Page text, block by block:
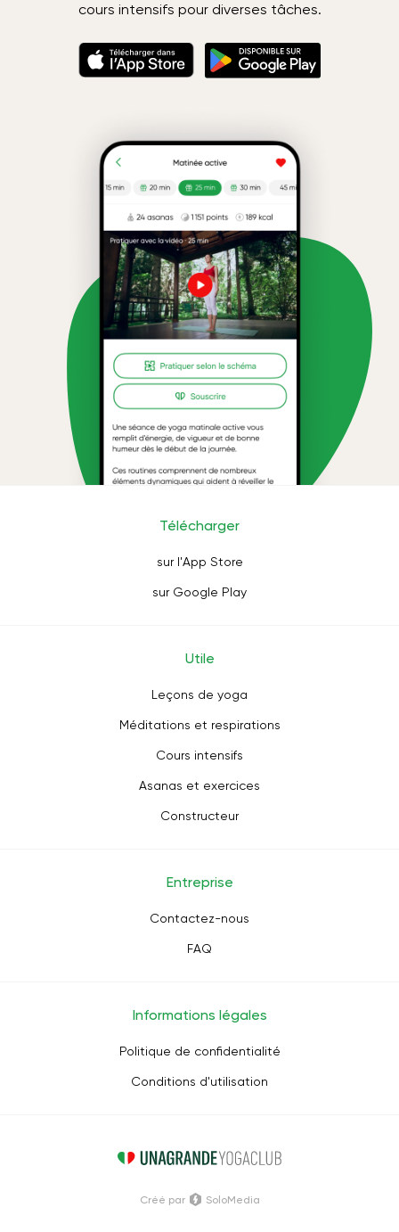
cours intensifs pour diverses tâches.
Télécharger
sur l'App Store
sur Google Play
Utile
Leçons de yoga
Méditations et respirations
Cours intensifs
Asanas et exercices
Constructeur
Entreprise
Contactez-nous
FAQ
Informations légales
Politique de confidentialité
Conditions d'utilisation
Créé par SoloMedia